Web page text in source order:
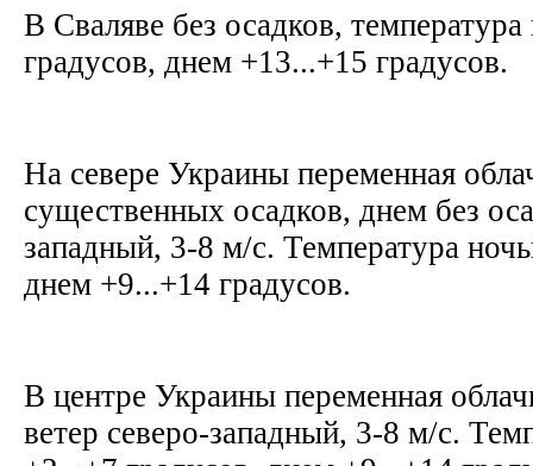
В Сваляве без осадков,
градусов, днем +13...+15 градусов.
На севере Украины переменная
существенных осадков, днем без
западный, 3-8 м/с. Температура
днем +9...+14 градусов.
В центре Украины переменная
ветер северо-западный, 3-8 м/с.